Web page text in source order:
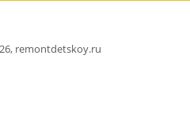
remontdetskoy.ru